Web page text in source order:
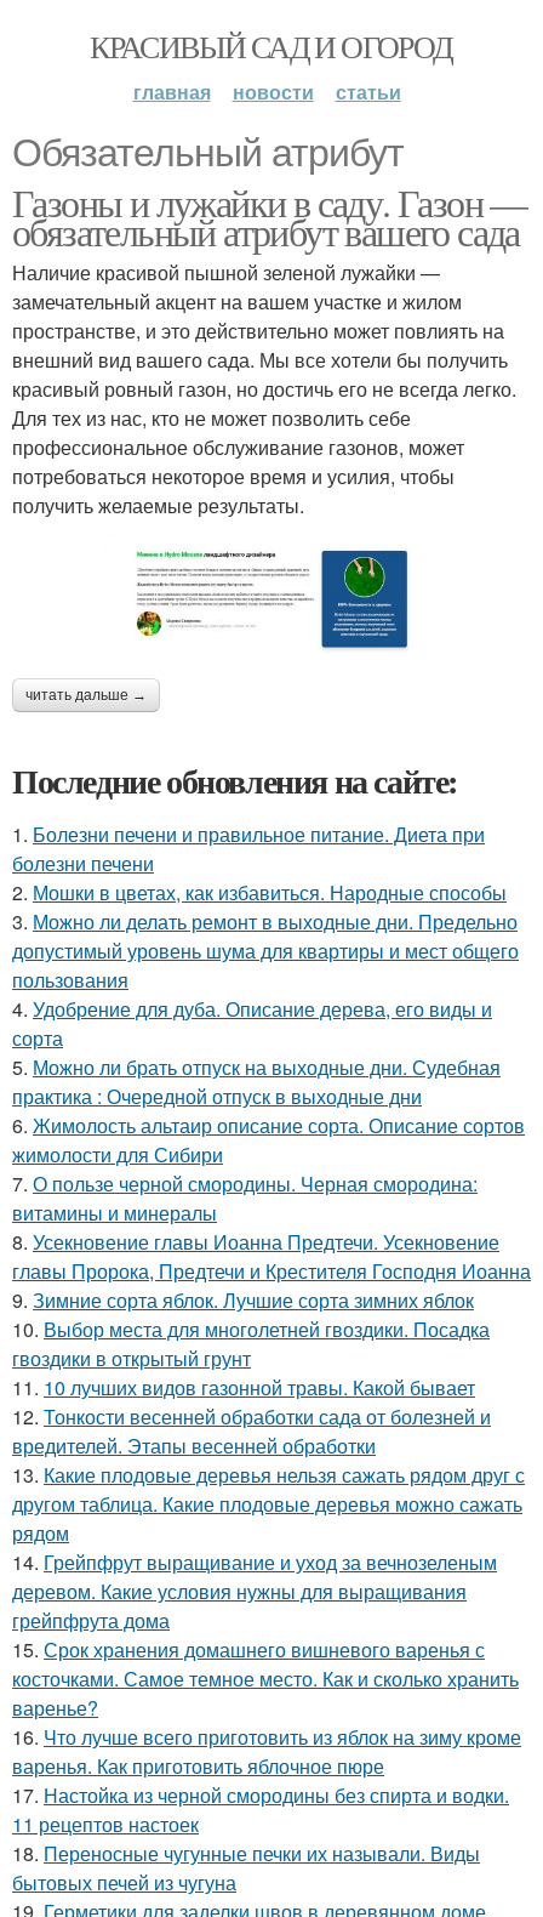
КРАСИВЫЙ САД И ОГОРОД
главная новости статьи
Обязательный атрибут
Газоны и лужайки в саду. Газон —
обязательный атрибут вашего сада
Наличие красивой пышной зеленой лужайки —
замечательный акцент на вашем участке и жилом
пространстве, и это действительно может повлиять на
внешний вид вашего сада. Мы все хотели бы получить
красивый ровный газон, но достичь его не всегда легко.
Для тех из нас, кто не может позволить себе
профессиональное обслуживание газонов, может
потребоваться некоторое время и усилия, чтобы
получить желаемые результаты.
читать дальше →
Последние обновления на сайте:
1. Болезни печени и правильное питание. Диета при
болезни печени
2. Мошки в цветах, как избавиться. Народные способы
3. Можно ли делать ремонт в выходные дни. Предельно
допустимый уровень шума для квартиры и мест общего
пользования
4. Удобрение для дуба. Описание дерева, его виды и
сорта
5. Можно ли брать отпуск на выходные дни. Судебная
практика : Очередной отпуск в выходные дни
6. Жимолость альтаир описание сорта. Описание сортов
жимолости для Сибири
7. О пользе черной смородины. Черная смородина:
витамины и минералы
8. Усекновение главы Иоанна Предтечи. Усекновение
главы Пророка, Предтечи и Крестителя Господня Иоанна
9. Зимние сорта яблок. Лучшие сорта зимних яблок
10. Выбор места для многолетней гвоздики. Посадка
гвоздики в открытый грунт
11. 10 лучших видов газонной травы. Какой бывает
12. Тонкости весенней обработки сада от болезней и
вредителей. Этапы весенней обработки
13. Какие плодовые деревья нельзя сажать рядом друг с
другом таблица. Какие плодовые деревья можно сажать
рядом
14. Грейпфрут выращивание и уход за вечнозеленым
деревом. Какие условия нужны для выращивания
грейпфрута дома
15. Срок хранения домашнего вишневого варенья с
косточками. Самое темное место. Как и сколько хранить
варенье?
16. Что лучше всего приготовить из яблок на зиму кроме
варенья. Как приготовить яблочное пюре
17. Настойка из черной смородины без спирта и водки.
11 рецептов настоек
18. Переносные чугунные печки их называли. Виды
бытовых печей из чугуна
19. Герметики для заделки швов в деревянном доме.